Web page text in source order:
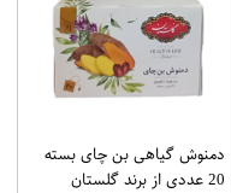
دمنوش گیاهی بن چای بسته
20 عددی از برند گلستان